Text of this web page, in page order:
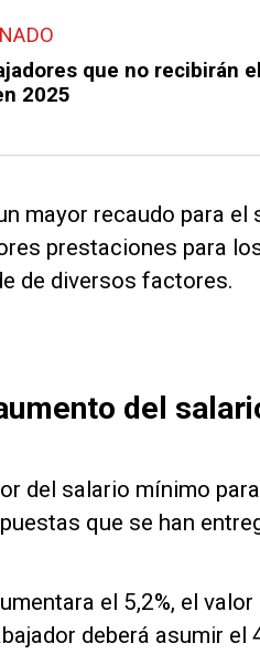
que no recibirán
2025
mayor recaudo para el
prestaciones para
de diversos factores.
del
del salario mínimo
que se han
el 5,2%, el
deberá asumir el